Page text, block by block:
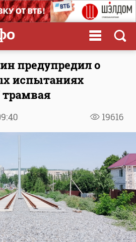
предупредил о
испытаниях
трамвая
19616